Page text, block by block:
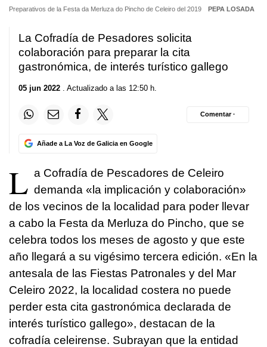
Preparativos de la Festa da Merluza do Pincho de Celeiro del 2019 PEPA LOSADA
La Cofradía de Pesadores solicita
colaboración para preparar la cita
gastronómica, de interés turístico gallego
05 jun 2022 . Actualizado a las 12:50 h.
Añade a La Voz de Galicia en Google
Comentar ·
L a Cofradía de Pescadores de Celeiro
demanda «la implicación y colaboración»
de los vecinos de la localidad para poder llevar
a cabo la Festa da Merluza do Pincho, que se
celebra todos los meses de agosto y que este
año llegará a su vigésimo tercera edición. «En la
antesala de las Fiestas Patronales y del Mar
Celeiro 2022, la localidad costera no puede
perder esta cita gastronómica declarada de
interés turístico gallego», destacan de la
cofradía celeirense. Subrayan que la entidad